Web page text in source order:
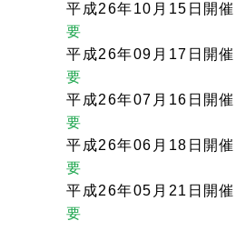
平成26年10月15日開催
要
平成26年09月17日開催
要
平成26年07月16日開催
要
平成26年06月18日開催
要
平成26年05月21日開催
要